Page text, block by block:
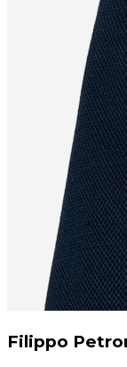
Filippo